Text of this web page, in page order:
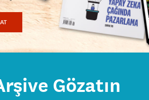
Gözatın